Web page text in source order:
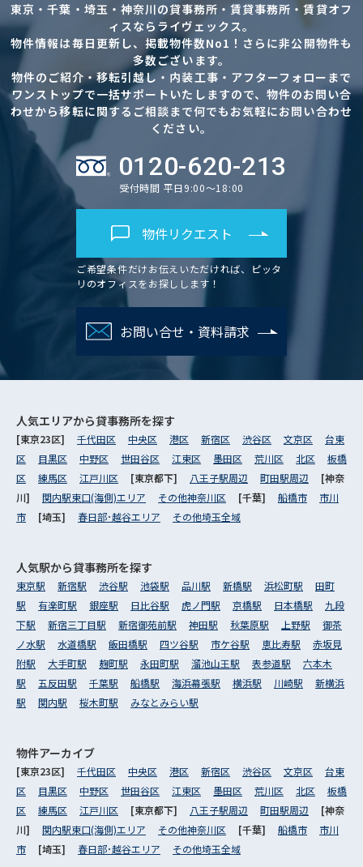
東京・千葉・埼玉・神奈川の貸事務所・賃貸事務所・賃貸オフ
ィスならライヴェックス。
物件情報は毎日更新し、掲載物件数No1！さらに非公開物件も
多数ございます。
物件のご紹介・移転引越し・内装工事・アフターフォローまで
ワンストップで一括サポートいたしますので、物件のお問い合
わせから移転に関するご相談まで何でもお気軽にお問い合わせ
ください。
0120-620-213
受付時間 平日9:00～18:00
物件リクエスト
ご希望条件だけお伝えいただければ、ピッタ
リのオフィスをお探しします！
お問い合せ・資料請求
人気エリアから貸事務所を探す
[東京23区] 千代田区 中央区 港区 新宿区 渋谷区 文京区
台東
区
目黒区 中野区 世田谷区 江東区 墨田区 荒川区 北区
板橋
区
練馬区 江戸川区 [東京都下] 八王子駅周辺 町田駅周辺
[神奈
川] 関内駅東口(海側)エリア その他神奈川区 [千葉] 船橋市
市川
市
[埼玉] 春日部･越谷エリア その他埼玉全域
人気駅から貸事務所を探す
東京駅 新宿駅 渋谷駅 池袋駅 品川駅 新橋駅 浜松町駅
田町
駅
有楽町駅 銀座駅 日比谷駅 虎ノ門駅 京橋駅 日本橋駅
九段
下駅
新宿三丁目駅 新宿御苑前駅 神田駅 秋葉原駅 上野駅
御茶
ノ水駅
水道橋駅 飯田橋駅 四ツ谷駅 市ケ谷駅 恵比寿駅
赤坂見
附駅
大手町駅 麹町駅 永田町駅 溜池山王駅 表参道駅
六本木
駅
五反田駅 千葉駅 船橋駅 海浜幕張駅 横浜駅 川崎駅
新横浜
駅
関内駅 桜木町駅 みなとみらい駅
物件アーカイブ
[東京23区] 千代田区 中央区 港区 新宿区 渋谷区 文京区
台東
区
目黒区 中野区 世田谷区 江東区 墨田区 荒川区 北区
板橋
区
練馬区 江戸川区 [東京都下] 八王子駅周辺 町田駅周辺
[神奈
川] 関内駅東口(海側)エリア その他神奈川区 [千葉] 船橋市
市川
市
[埼玉] 春日部･越谷エリア その他埼玉全域